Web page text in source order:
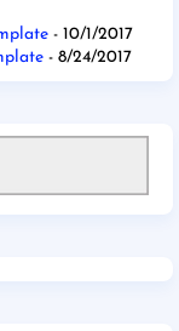
- 10/1/2017
- 8/24/2017